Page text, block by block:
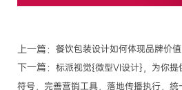
上一篇： 餐饮包装设计如何体现品牌价值
下一篇： 标派视觉{微型VI设计}，为你
符号，完善营销工具，落地传播执行，